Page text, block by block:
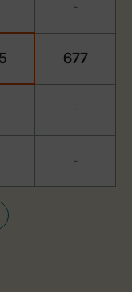
-
677
-
-